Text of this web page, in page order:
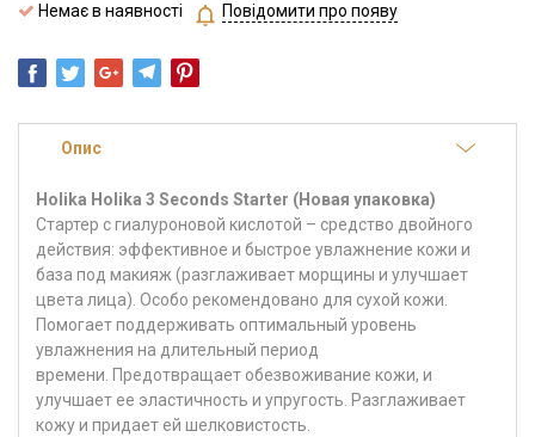
Немає в наявності Повідомити про появу
Опис
Holika Holika 3 Seconds Starter (Новая упаковка)
Стартер с гиалуроновой кислотой – средство двойного
действия: эффективное и быстрое увлажнение кожи и
база под макияж (разглаживает морщины и улучшает
цвета лица). Особо рекомендовано для сухой кожи.
Помогает поддерживать оптимальный уровень
увлажнения на длительный период
времени. Предотвращает обезвоживание кожи, и
улучшает ее эластичность и упругость. Разглаживает
кожу и придает ей шелковистость.